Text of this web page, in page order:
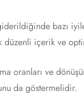
bazı
düzenli içerik ve
oranları ve
da göstermelidir.